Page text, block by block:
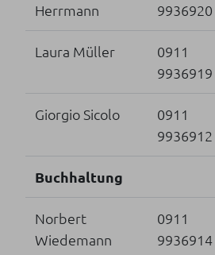
Herrmann
9936920
Laura Müller
0911
9936919
Giorgio Sicolo
0911
9936912
Buchhaltung
Norbert
Wiedemann
0911
9936914